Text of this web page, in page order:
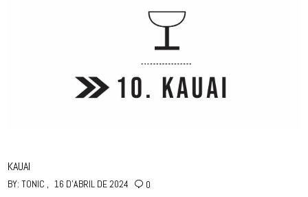
KAUAI
BY:TONIC 16 D'ABRIL DE 2024 0